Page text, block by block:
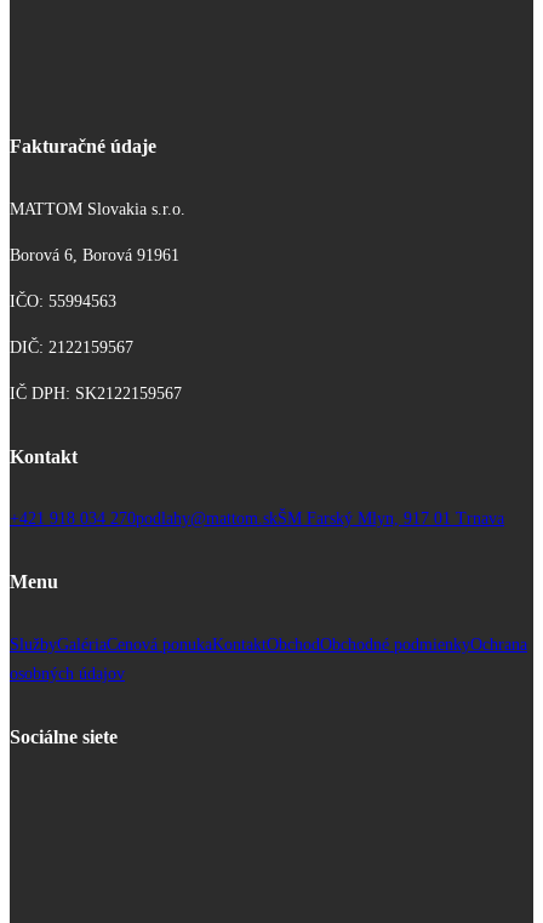
Fakturačné údaje
MATTOM Slovakia s.r.o.
Borová 6, Borová 91961
IČO: 55994563
DIČ: 2122159567
IČ DPH: SK2122159567
Kontakt
+421 918 034 270podlahy@mattom.skŠM Farský Mlyn, 917 01 Trnava
Menu
SlužbyGalériaCenová ponukaKontaktObchodObchodné podmienkyOchrana
osobných údajov
Sociálne siete